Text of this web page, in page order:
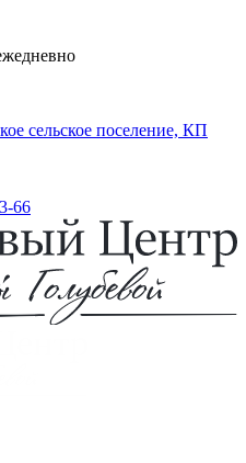
сельское поселение, КП
66